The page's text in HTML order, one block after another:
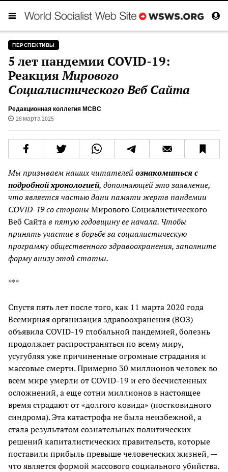
ПЕРСПЕКТИВЫ
5 лет пандемии COVID-19:
РеакцияМирового
Социалистического Веб Сайта
Редакционная коллегия МСВС
28 марта 2025
Мы призываем наших читателей ознакомиться с
подробной хронологией, дополняющей это заявление,
что является частью дани памяти жертв пандемии
COVID-19 со стороны Мирового Социалистического
Веб Сайтав пятую годовщину ее начала. Чтобы
принять участие в борьбе за социалистическую
программу общественного здравоохранения, заполните
форму внизу этой статьи.
***
Спустя пять лет после того, как 11 марта 2020 года
Всемирная организация здравоохранения (ВОЗ)
объявила COVID-19 глобальной пандемией, болезнь
продолжает распространяться по всему миру,
усугубляя уже причиненные огромные страдания и
массовые смерти. Примерно 30 миллионов человек во
всем мире умерли от COVID-19 и его бесчисленных
осложнений, а еще сотни миллионов в настоящее
время страдают от «долгого ковида» (постковидного
синдрома). Эта катастрофа не была неизбежной, а
стала результатом сознательных политических
решений капиталистических правительств, которые
поставили прибыль превыше человеческих жизней, —
что является формой массового социального убийства.